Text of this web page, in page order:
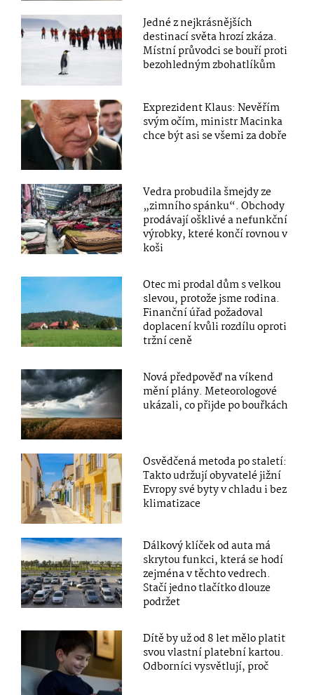
Jedné z nejkrásnějších
destinací světa hrozí zkáza.
Místní průvodci se bouří proti
bezohledným zbohatlíkům
Exprezident Klaus: Nevěřím
svým očím, ministr Macinka
chce být asi se všemi za dobře
Vedra probudila šmejdy ze
„zimního spánku“. Obchody
prodávají ošklivé a nefunkční
výrobky, které končí rovnou v
koši
Otec mi prodal dům s velkou
slevou, protože jsme rodina.
Finanční úřad požadoval
doplacení kvůli rozdílu oproti
tržní ceně
Nová předpověď na víkend
mění plány. Meteorologové
ukázali, co přijde po bouřkách
Osvědčená metoda po staletí:
Takto udržují obyvatelé jižní
Evropy své byty v chladu i bez
klimatizace
Dálkový klíček od auta má
skrytou funkci, která se hodí
zejména v těchto vedrech.
Stačí jedno tlačítko dlouze
podržet
Dítě by už od 8 let mělo platit
svou vlastní platební kartou.
Odborníci vysvětlují, proč